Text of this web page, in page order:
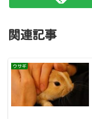
関連記事
ウサギ